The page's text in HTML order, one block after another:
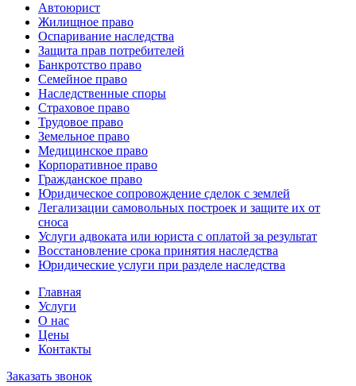
Автоюрист
Жилищное право
Оспаривание наследства
Защита прав потребителей
Банкротство право
Семейное право
Наследственные споры
Страховое право
Трудовое право
Земельное право
Медицинское право
Корпоративное право
Гражданское право
Юридическое сопровождение сделок с землей
Легализации самовольных построек и защите их от
сноса
Услуги адвоката или юриста с оплатой за результат
Восстановление срока принятия наследства
Юридические услуги при разделе наследства
Главная
Услуги
О нас
Цены
Контакты
Заказать звонок